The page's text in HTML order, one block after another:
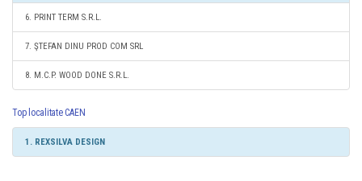
6. PRINT TERM S.R.L.
7. ŞTEFAN DINU PROD COM SRL
8. M.C.P. WOOD DONE S.R.L.
Top localitate CAEN
1. REXSILVA DESIGN